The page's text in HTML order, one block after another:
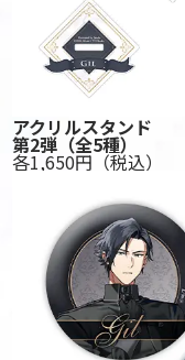
アクリルスタンド
第2弾 （全5種）
各1,650円 （税込）